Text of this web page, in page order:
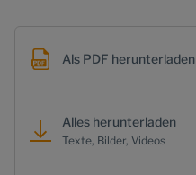
Als PDF herunterladen
Alles herunterladen
Texte, Bilder, Videos